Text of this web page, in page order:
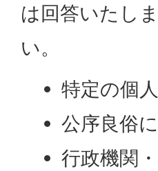
は回答いたし
い。
特定の個
公序良俗
行政機関